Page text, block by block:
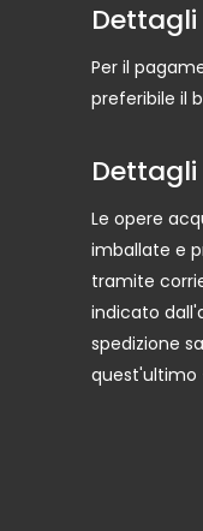
Per il
preferibile il
Le opere
imballate e
tramite
indicato
spedizione
quest'ultimo